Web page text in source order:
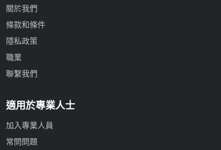
關於我們
條款和條件
隱私政策
職業
聯繫我們
適用於專業人士
加入專業人員
常問問題